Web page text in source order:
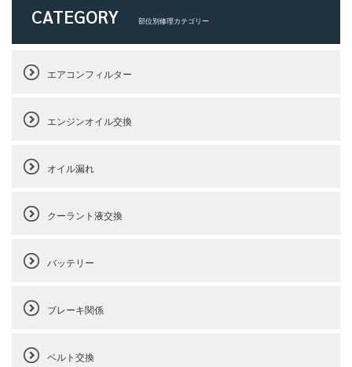
CATEGORY 部位別修理カテゴリー
エアコンフィルター
エンジンオイル交換
オイル漏れ
クーラント液交換
バッテリー
ブレーキ関係
ベルト交換